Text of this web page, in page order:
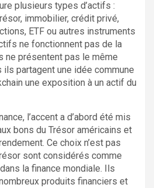
plusieurs types d’actifs :
immobilier, crédit privé,
ETF ou autres instruments
ne fonctionnent pas de la
ne présentent pas le même
partagent une idée commune
une exposition à un actif du
l’accent a d’abord été mis
bons du Trésor américains et
Ce choix n’est pas
sont considérés comme
la finance mondiale. Ils
produits financiers et